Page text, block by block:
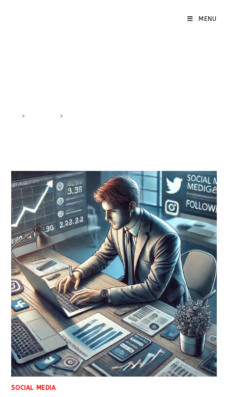
MENU
> >
SOCIAL MEDIA